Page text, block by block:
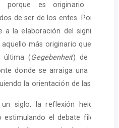
porque es originario
de ser de los entes. Por ello, la
a la elaboración del significado
más originario que debe
última (Gegebenheit) de la
donde se arraiga una
la orientación de las sendas
siglo, la reflexión
estimulando el debate filosófico